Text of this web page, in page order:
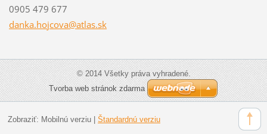
0905 479 677
danka.hojcova@atlas.sk
© 2014 Všetky práva vyhradené.
Tvorba web stránok zdarma
Zobraziť: Mobilnú verziu| Štandardnú verziu